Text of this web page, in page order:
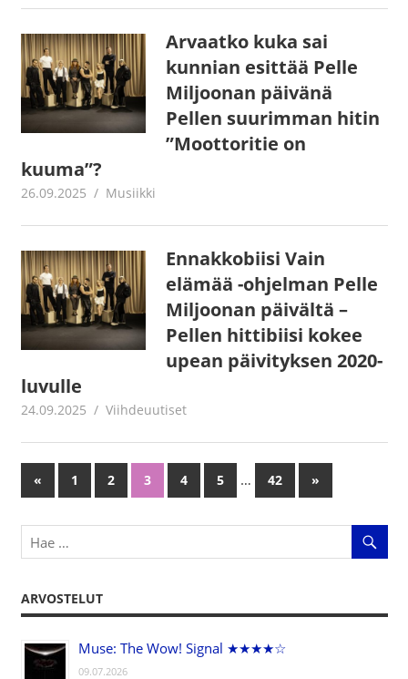
Arvaatko kuka sai
kunnian esittää Pelle
Miljoonan päivänä
Pellen suurimman hitin
”Moottoritie on
kuuma”?
26.09.2025 Juha Kaunisto
Musiikki
Ennakkobiisi Vain
elämää -ohjelman Pelle
Miljoonan päivältä –
Pellen hittibiisi kokee
upean päivityksen 2020-
luvulle
24.09.2025 Juha Kaunisto
Viihdeuutiset
Artikkelien
selaus
« Previous
Posts
1 2 3 4 5 … 42
Next
Posts
»
ARVOSTELUT
Muse: The Wow! Signal ★★★★☆
09.07.2026